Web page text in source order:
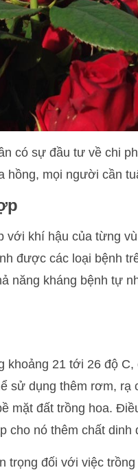
có sự đầu tư về chi
hồng, mọi người cần
với khí hậu của từng
được các loại bệnh
năng kháng bệnh tự
khoảng 21 tới 26 độ
sử dụng thêm rơm, rạ
mặt đất trồng hoa.
cho nó thêm chất dinh
trọng đối với việc